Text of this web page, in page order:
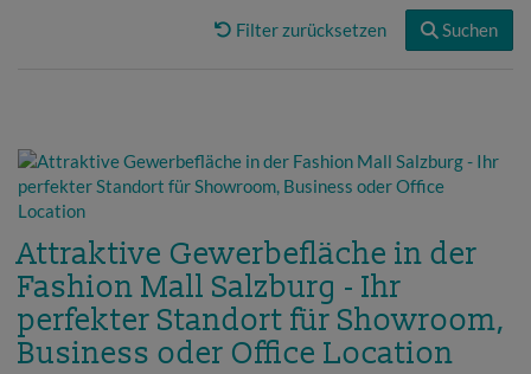
Filter zurücksetzen
Suchen
Attraktive Gewerbefläche in der
Fashion Mall Salzburg - Ihr
perfekter Standort für Showroom,
Business oder Office Location